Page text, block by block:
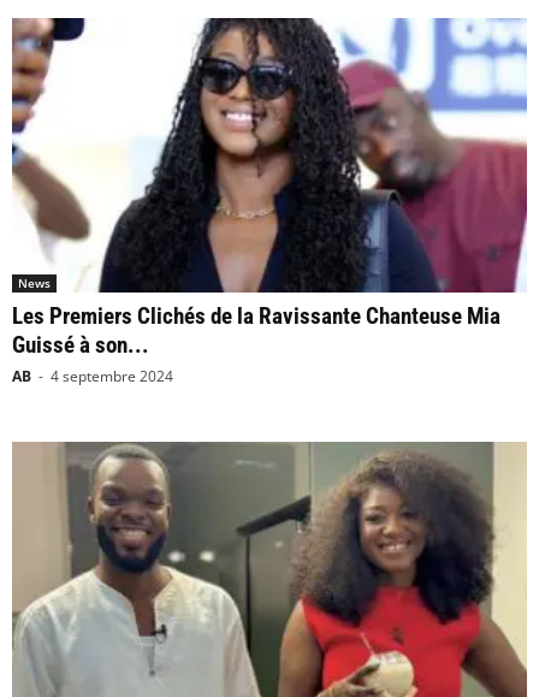
News
Les Premiers Clichés de la Ravissante Chanteuse Mia
Guissé à son...
AB - 4 septembre 2024